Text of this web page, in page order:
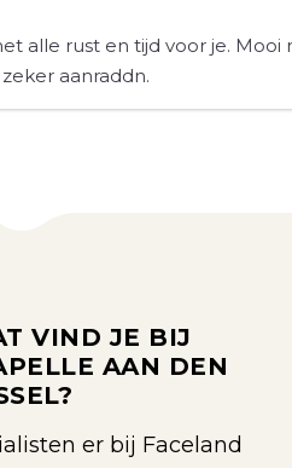
alle rust en tijd voor je. Mooi
aanraddn.
VIND JE BIJ
AAN DEN
er bij Faceland